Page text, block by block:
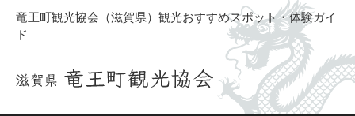
竜王町観光協会（滋賀県）観光おすすめスポット・体験ガイ
ド